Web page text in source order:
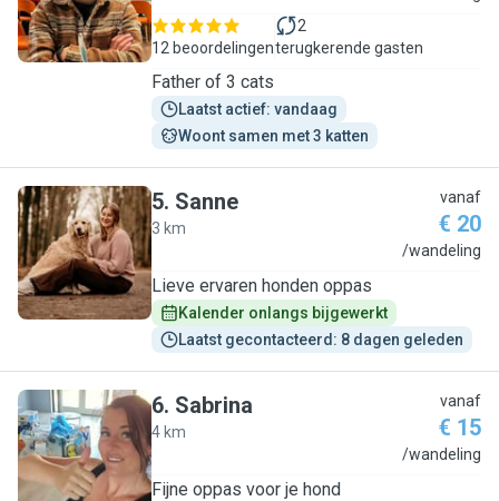
12 beoordelingen
2
terugkerende gasten
Father of 3 cats
Laatst actief: vandaag
Woont samen met 3 katten
S
5. Sanne
3 km
vanaf
€ 20
/wandeling
Lieve ervaren honden oppas
Kalender onlangs bijgewerkt
Laatst gecontacteerd: 8 dagen geleden
S
6. Sabrina
4 km
vanaf
€ 15
/wandeling
Fijne oppas voor je hond